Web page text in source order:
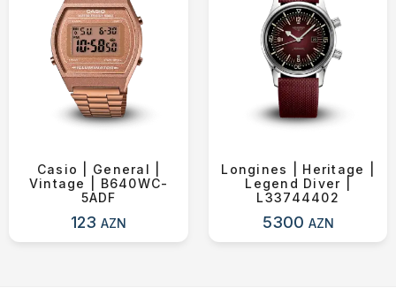
Casio | General |
Vintage | B640WC-
5ADF
123AZN
Longines | Heritage |
Legend Diver |
L33744402
5300 AZN